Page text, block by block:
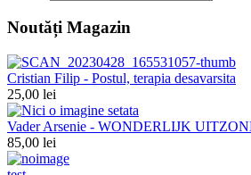
Noutăți Magazin
Cristian Filip - Postul, terapia desavarsita
25,00 lei
Vader Arsenie - WONDERLIJK
85,00 lei